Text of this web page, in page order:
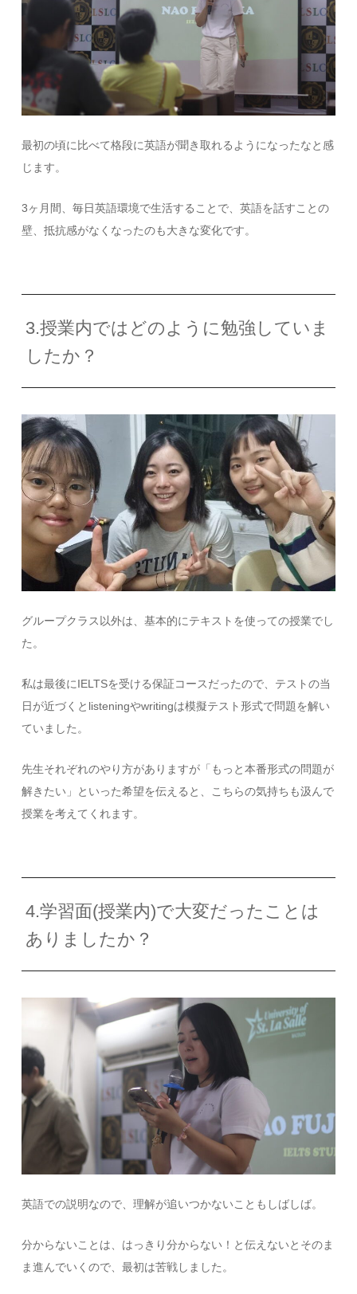
最初の頃に比べて格段に英語が聞き取れるようになったなと感
じます。
3ヶ月間、毎日英語環境で生活することで、英語を話すことの
壁、抵抗感がなくなったのも大きな変化です。
3.授業内ではどのように勉強していま
したか？
グループクラス以外は、基本的にテキストを使っての授業でし
た。
私は最後にIELTSを受ける保証コースだったので、テストの当
日が近づくとlisteningやwritingは模擬テスト形式で問題を解い
ていました。
先生それぞれのやり方がありますが「もっと本番形式の問題が
解きたい」といった希望を伝えると、こちらの気持ちも汲んで
授業を考えてくれます。
4.学習面(授業内)で大変だったことは
ありましたか？
英語での説明なので、理解が追いつかないこともしばしば。
分からないことは、はっきり分からない！と伝えないとそのま
ま進んでいくので、最初は苦戦しました。